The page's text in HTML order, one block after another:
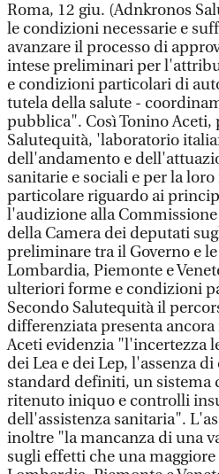
Roma, 12 giu. (Adnkronos
le condizioni necessarie e
avanzare il processo di
intese preliminari per
e condizioni particolari di
tutela della salute -
pubblica". Così Tonino Aceti,
Salutequità, 'laboratorio
dell'andamento e
sanitarie e sociali e per la
particolare riguardo ai
l'audizione alla
della Camera dei deputati
preliminare tra il Governo e
Lombardia, Piemonte e
ulteriori forme e condizioni
Secondo Salutequità il
differenziata presenta
Aceti evidenzia "l'incertezza
dei Lea e dei Lep, l'assenza
standard definiti, un sistema
ritenuto iniquo e controlli
dell'assistenza sanitaria".
inoltre "la mancanza di una
sugli effetti che una